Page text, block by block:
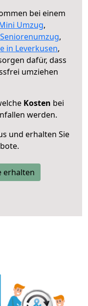
bei einem
Umzug,
Seniorenumzug,
in Leverkusen,
dafür, dass
umziehen
Kosten bei
werden.
und erhalten Sie
erhalten